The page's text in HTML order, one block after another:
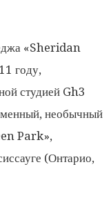
«Sheridan
году,
студией Gh3
необычный
Park»,
(Онтарио,